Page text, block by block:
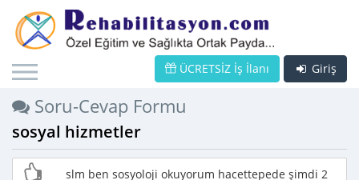
Giriş
ÜCRETSİZ İş İlanı
Soru-Cevap Formu
sosyal hizmetler
slm ben sosyoloji okuyorum hacettepede şimdi 2